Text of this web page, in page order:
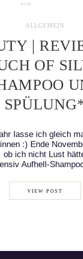
with
ALLGEMEIN
|
OF
lasse ich gleich
:) Ende
ob ich nicht Lust
Aufhell-
VIEW POST